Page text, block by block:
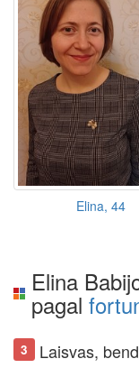
Elina, 44
Elina
pagal
3 Laisvas,